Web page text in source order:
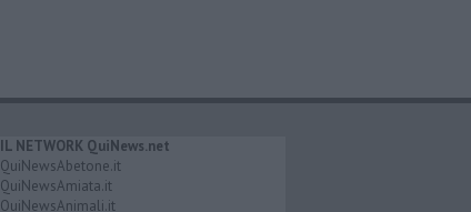
IL NETWORK QuiNews.net
QuiNewsAbetone.it
QuiNewsAmiata.it
QuiNewsAnimali.it